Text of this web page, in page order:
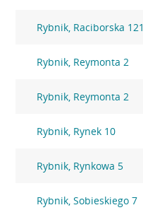
Rybnik, Raciborska 121
Rybnik, Reymonta 2
Rybnik, Reymonta 2
Rybnik, Rynek 10
Rybnik, Rynkowa 5
Rybnik, Sobieskiego 7